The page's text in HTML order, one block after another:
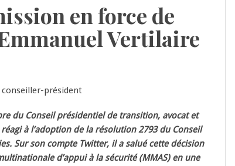
en force de
Vertilaire
du Conseil présidentiel de transition, avocat et
à l’adoption de la résolution 2793 du Conseil
Sur son compte Twitter, il a salué cette décision
d’appui à la sécurité (MMAS) en une